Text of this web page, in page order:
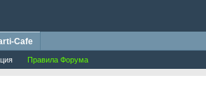
Правила Форума
Cafe